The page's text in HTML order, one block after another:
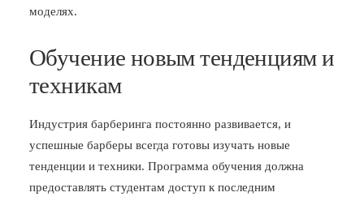
моделях.
Обучение новым тенденциям и
техникам
Индустрия барберинга постоянно развивается, и
успешные барберы всегда готовы изучать новые
тенденции и техники. Программа обучения должна
предоставлять студентам доступ к последним